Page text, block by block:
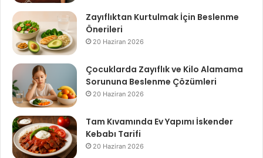
Zayıflıktan Kurtulmak İçin Beslenme
Önerileri
20 Haziran 2026
Çocuklarda Zayıflık ve Kilo Alamama
Sorununa Beslenme Çözümleri
20 Haziran 2026
Tam Kıvamında Ev Yapımı İskender
Kebabı Tarifi
20 Haziran 2026